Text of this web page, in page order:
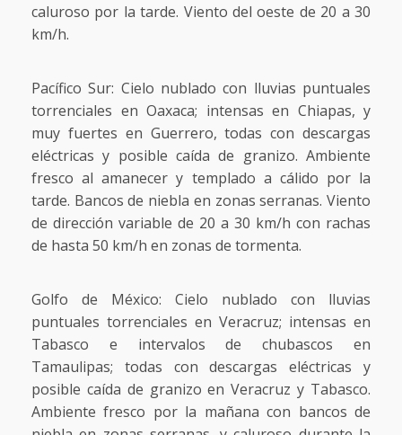
caluroso por la tarde. Viento del oeste de 20 a 30
km/h.
Pacífico Sur: Cielo nublado con lluvias puntuales
torrenciales en Oaxaca; intensas en Chiapas, y
muy fuertes en Guerrero, todas con descargas
eléctricas y posible caída de granizo. Ambiente
fresco al amanecer y templado a cálido por la
tarde. Bancos de niebla en zonas serranas. Viento
de dirección variable de 20 a 30 km/h con rachas
de hasta 50 km/h en zonas de tormenta.
Golfo de México: Cielo nublado con lluvias
puntuales torrenciales en Veracruz; intensas en
Tabasco e intervalos de chubascos en
Tamaulipas; todas con descargas eléctricas y
posible caída de granizo en Veracruz y Tabasco.
Ambiente fresco por la mañana con bancos de